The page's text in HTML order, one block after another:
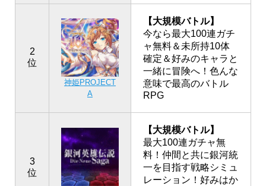
2
位
神姫PROJECT
A
【大規模バトル】
今なら最大100連ガチ
ャ無料＆未所持10体
確定＆好みのキャラと
一緒に冒険へ！色んな
意味で最高のバトル
RPG
3
位
【大規模バトル】
最大100連ガチャ無
料！仲間と共に銀河統
一を目指す戦略シミュ
レーション！好みはか